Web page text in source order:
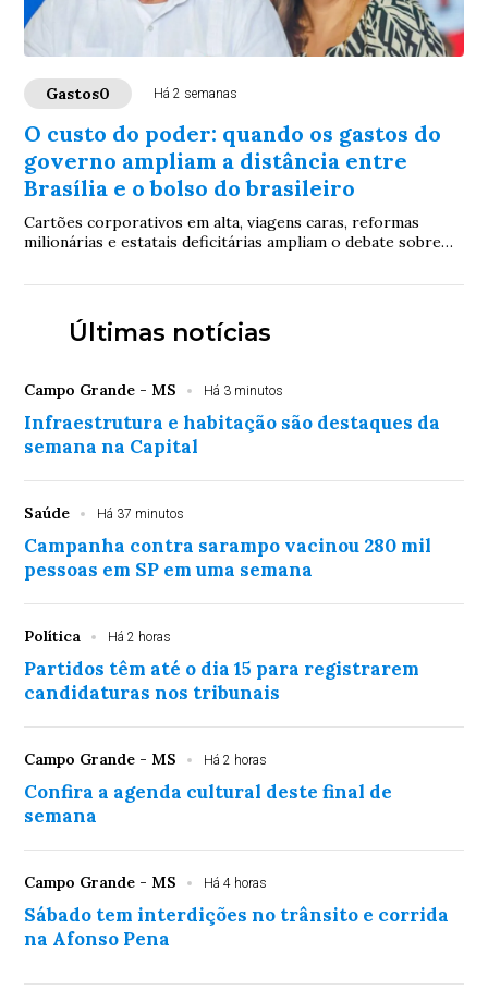
Gastos0 Há 2 semanas
O custo do poder: quando os gastos do
governo ampliam a distância entre
Brasília e o bolso do brasileiro
Cartões corporativos em alta, viagens caras, reformas
milionárias e estatais deficitárias ampliam o debate sobre
sobre o bolso do contribuinte
Últimas notícias
Campo Grande - MS Há 3 minutos
Infraestrutura e habitação são destaques da
semana na Capital
Saúde Há 37 minutos
Campanha contra sarampo vacinou 280 mil
pessoas em SP em uma semana
Política Há 2 horas
Partidos têm até o dia 15 para registrarem
candidaturas nos tribunais
Campo Grande - MS Há 2 horas
Confira a agenda cultural deste final de
semana
Campo Grande - MS Há 4 horas
Sábado tem interdições no trânsito e corrida
na Afonso Pena